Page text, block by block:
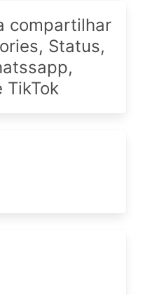
compartilhar
Status,
TikTok